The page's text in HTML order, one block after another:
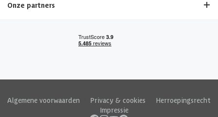
Onze partners
Algemene voorwaarden Privacy & cookies
Herroepingsrecht
Impressie